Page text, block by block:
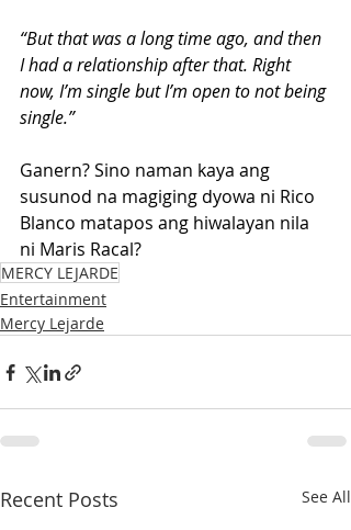
“But that was a long time ago, and then
I had a relationship after that. Right
now, I’m single but I’m open to not being
single.”
Ganern? Sino naman kaya ang
susunod na magiging dyowa ni Rico
Blanco matapos ang hiwalayan nila
ni Maris Racal?
MERCY LEJARDE
Entertainment
Mercy Lejarde
Recent Posts See All